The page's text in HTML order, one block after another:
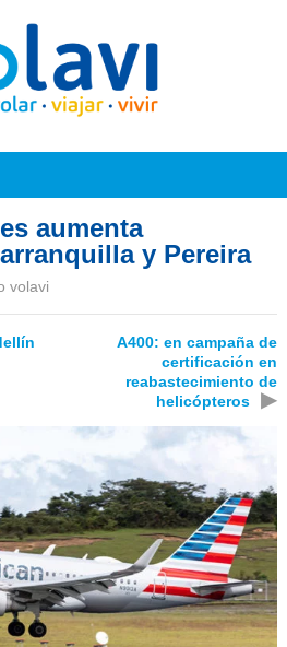
aumenta
y Pereira
volavi
A400: en campaña de
certificación en
reabastecimiento de
helicópteros
▶